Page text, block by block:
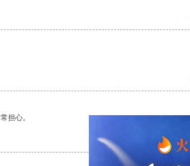
担心。